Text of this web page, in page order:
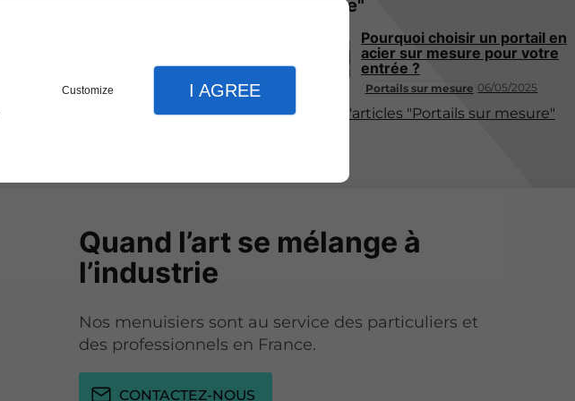
Customize I AGREE
mesure"
Portails sur mesure 06/05/2025
Pourquoi choisir un portail en
acier sur mesure pour votre
entrée ?
Plus d'articles "Portails sur mesure"
Quand l’art se mélange à
l’industrie
Nos menuisiers sont au service des particuliers et
des professionnels en France.
CONTACTEZ-NOUS